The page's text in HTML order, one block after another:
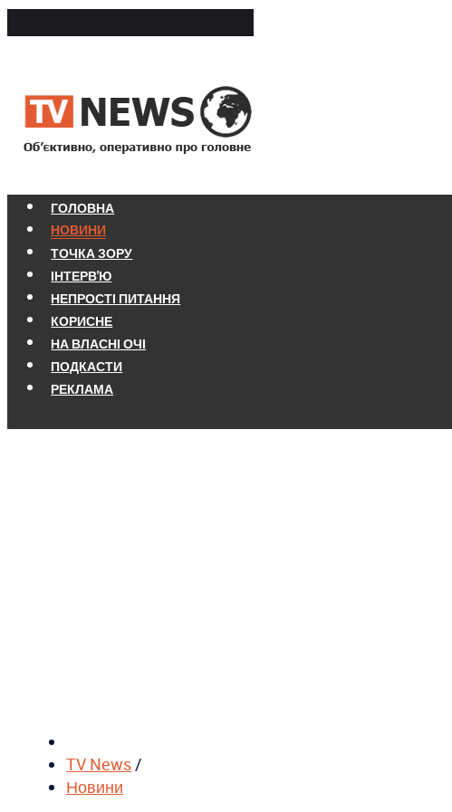
ГОЛОВНА
НОВИНИ
ТОЧКА ЗОРУ
ІНТЕРВ'Ю
НЕПРОСТІ ПИТАННЯ
КОРИСНЕ
НА ВЛАСНІ ОЧІ
ПОДКАСТИ
РЕКЛАМА
TV News /
Новини